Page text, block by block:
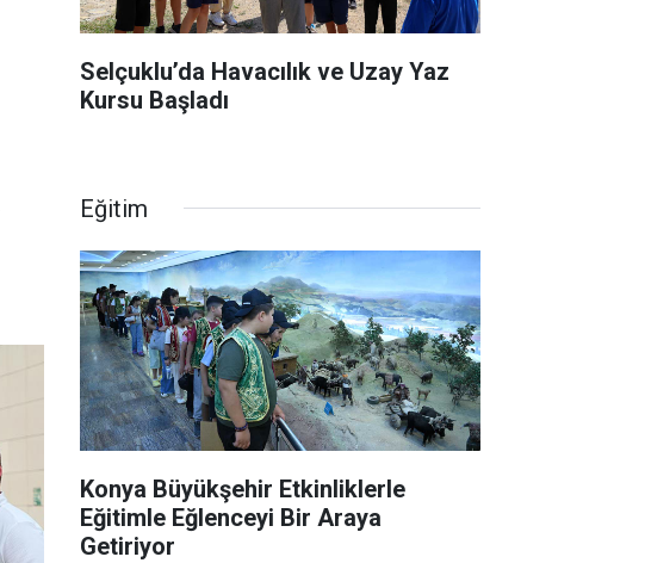
Selçuklu’da Havacılık ve Uzay Yaz
Kursu Başladı
Eğitim
Konya Büyükşehir Etkinliklerle
Eğitimle Eğlenceyi Bir Araya
Getiriyor